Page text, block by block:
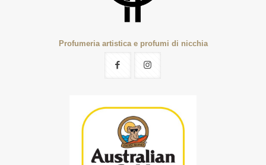
Profumeria artistica e profumi di nicchia